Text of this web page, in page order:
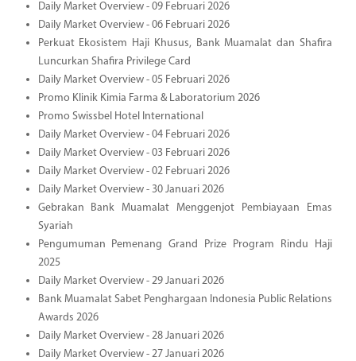
Daily Market Overview - 09 Februari 2026
Daily Market Overview - 06 Februari 2026
Perkuat Ekosistem Haji Khusus, Bank Muamalat dan Shafira
Luncurkan Shafira Privilege Card
Daily Market Overview - 05 Februari 2026
Promo Klinik Kimia Farma & Laboratorium 2026
Promo Swissbel Hotel International
Daily Market Overview - 04 Februari 2026
Daily Market Overview - 03 Februari 2026
Daily Market Overview - 02 Februari 2026
Daily Market Overview - 30 Januari 2026
Gebrakan Bank Muamalat Menggenjot Pembiayaan Emas
Syariah
Pengumuman Pemenang Grand Prize Program Rindu Haji
2025
Daily Market Overview - 29 Januari 2026
Bank Muamalat Sabet Penghargaan Indonesia Public Relations
Awards 2026
Daily Market Overview - 28 Januari 2026
Daily Market Overview - 27 Januari 2026